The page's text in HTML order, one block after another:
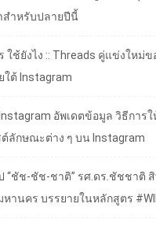
ำหรับปลายปีนี้
ใช้ยังไง :: Threads คู่แข่งใหม่
ใต้ Instagram
Instagram อัพเดตข้อมูล วิธีกา
ลักษณะต่าง ๆ บน Instagram
ป “ชัช-ชัช-ชาติ” รศ.ดร.ชัชชาติ
หานคร บรรยายในหลักสูตร